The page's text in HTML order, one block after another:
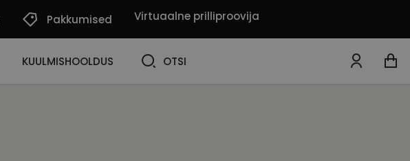
Pakkumised Virtuaalne prilliproovija
KUULMISHOOLDUS OTSI